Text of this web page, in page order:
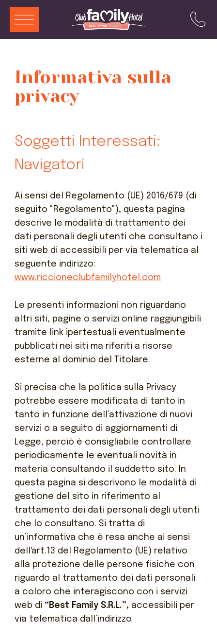
Informativa sulla
privacy
Soggetti Interessati:
Navigatori
Ai sensi del Regolamento (UE) 2016/679 (di
seguito "Regolamento"), questa pagina
descrive le modalità di trattamento dei
dati personali degli utenti che consultano i
siti web di accessibili per via telematica al
seguente indirizzo:
www.riccioneclubfamilyhotel.com
Le presenti informazioni non riguardano
altri siti, pagine o servizi online raggiungibili
tramite link ipertestuali eventualmente
pubblicati nei siti ma riferiti a risorse
esterne al dominio del Titolare.
Si precisa che la politica sulla Privacy
potrebbe essere modificata di tanto in
tanto in funzione dell’attivazione di nuovi
servizi o a seguito di aggiornamenti di
Legge, perciò è consigliabile controllare
periodicamente le eventuali novità in
materia consultando il suddetto sito. In
questa pagina si descrivono le modalità di
gestione del sito in riferimento al
trattamento dei dati personali degli utenti
che lo consultano. Si tratta di
un’informativa che è resa anche ai sensi
dell'art.13 del Regolamento (UE) relativo
alla protezione delle persone fisiche con
riguardo al trattamento dei dati personali
a coloro che interagiscono con i servizi
web di “Best Family S.R.L.”, accessibili per
via telematica dall’indirizzo
Servizi
Ristorante
Camere e Aparthotel
Animazione
Attrazioni
Contatti
Lavora con noi